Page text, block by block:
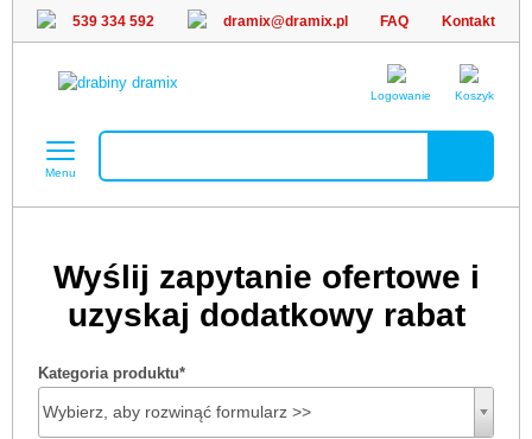
539 334 592 dramix@dramix.pl FAQ Kontakt
Menu
Logowanie Koszyk
Wyślij zapytanie ofertowe i
uzyskaj dodatkowy rabat
Kategoria produktu*
Wybierz, aby rozwinąć formularz >>